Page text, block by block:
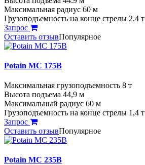
Максимальная радиус 60 м
Грузоподъемность на конце стрелы 2.4 т
Запрос
Оставить отзывПопулярное
Potain MC 175B
Максимальная грузоподъемность 8 т
Высота подъема 44,9 м
Максимальный радиус 60 м
Грузоподъемность на конце стрелы 1,4 т
Запрос
Оставить отзывПопулярное
Potain MC 235B